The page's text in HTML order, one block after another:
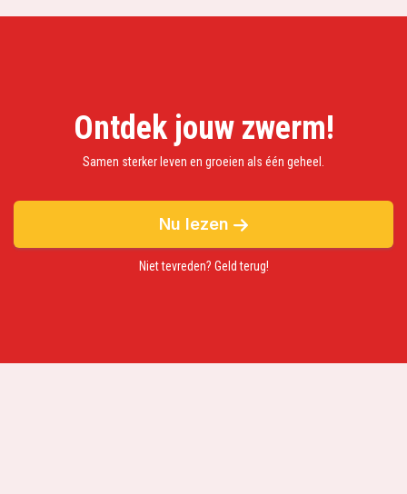
Ontdek jouw zwerm!
Samen sterker leven en groeien als één geheel.
Nu lezen
Niet tevreden? Geld terug!